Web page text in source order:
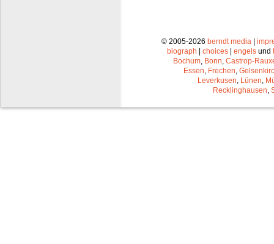
© 2005-2026 berndt media |
biograph | choices | engels und
Bochum Bonn Castrop-
Essen Frechen
Leverkusen Lünen
Recklinghausen